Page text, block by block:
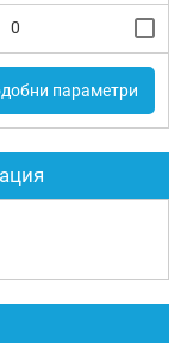
0
параметри